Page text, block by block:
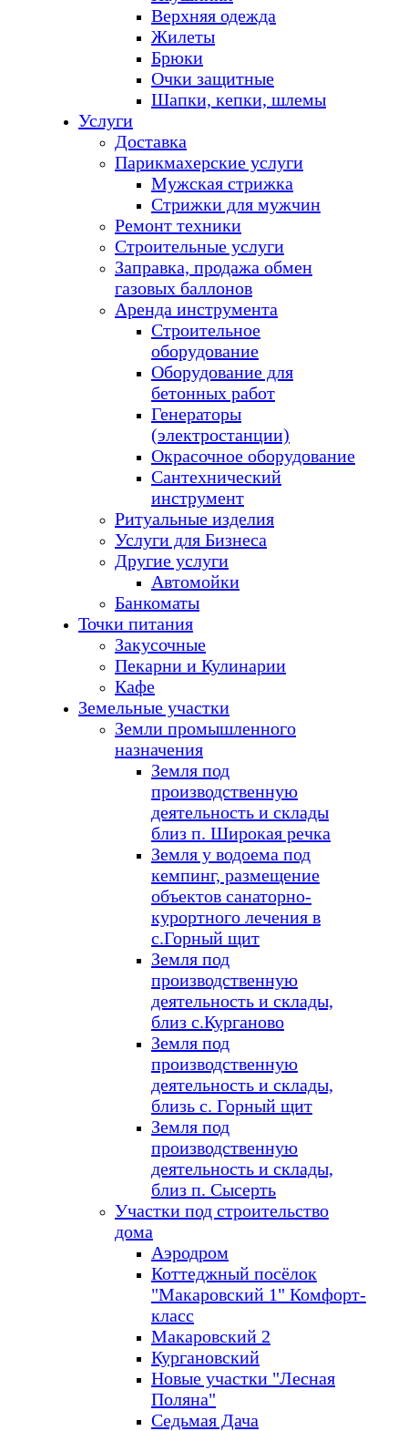
Верхняя одежда
Жилеты
Брюки
Очки защитные
Шапки, кепки, шлемы
Услуги
Доставка
Парикмахерские услуги
Мужская стрижка
Стрижки для мужчин
Ремонт техники
Строительные услуги
Заправка, продажа обмен
газовых баллонов
Аренда инструмента
Строительное
оборудование
Оборудование для
бетонных работ
Генераторы
(электростанции)
Окрасочное оборудование
Сантехнический
инструмент
Ритуальные изделия
Услуги для Бизнеса
Другие услуги
Автомойки
Банкоматы
Точки питания
Закусочные
Пекарни и Кулинарии
Кафе
Земельные участки
Земли промышленного
назначения
Земля под
производственную
деятельность и склады
близ п. Широкая речка
Земля у водоема под
кемпинг, размещение
объектов санаторно-
курортного лечения в
с.Горный щит
Земля под
производственную
деятельность и склады,
близ с.Курганово
Земля под
производственную
деятельность и склады,
близь с. Горный щит
Земля под
производственную
деятельность и склады,
близ п. Сысерть
Участки под строительство
дома
Аэродром
Коттеджный посёлок
"Макаровский 1" Комфорт-
класс
Макаровский 2
Кургановский
Новые участки "Лесная
Поляна"
Седьмая Дача